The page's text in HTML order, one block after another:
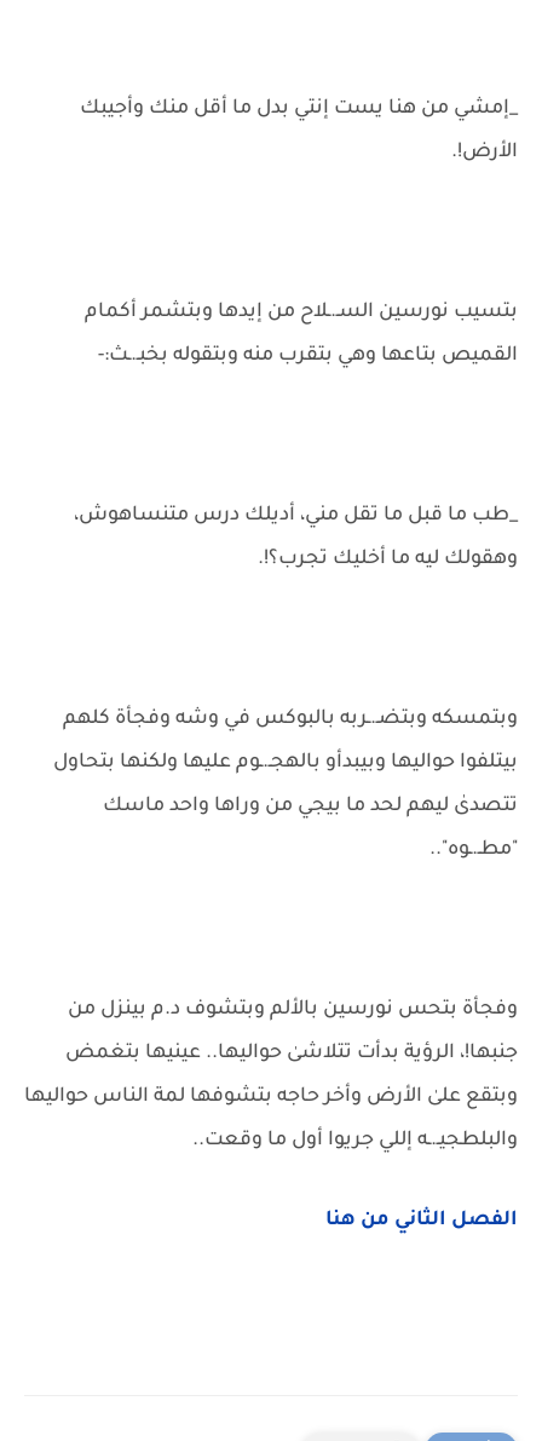
_إمشي من هنا يست إنتي بدل ما أقل منك وأجيبك
الأرض!.
بتسيب نورسين السـ.ـلاح من إيدها وبتشمر أكمام
القميص بتاعها وهي بتقرب منه وبتقوله بخبـ.ـث:-
_طب ما قبل ما تقل مني، أديلك درس متنساهوش،
وهقولك ليه ما أخليك تجرب؟!.
وبتمسكه وبتضـ.ـربه بالبوكس في وشه وفجأة كلهم
بيتلفوا حواليها وبيبدأو بالهجـ.ـوم عليها ولكنها بتحاول
تتصدىٰ ليهم لحد ما بيجي من وراها واحد ماسك
"مطـ.ـوه"..
وفجأة بتحس نورسين بالألم وبتشوف د.م بينزل من
جنبها!، الرؤية بدأت تتلاشىٰ حواليها.. عينيها بتغمض
وبتقع علىٰ الأرض وأخر حاجه بتشوفها لمة الناس حواليها
والبلطجيـ.ـه إللي جريوا أول ما وقعت..
الفصل الثاني من هنا